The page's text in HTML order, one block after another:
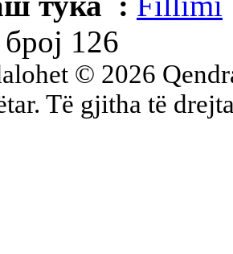
126
© 2026
Të gjitha të